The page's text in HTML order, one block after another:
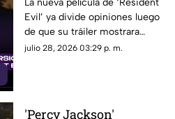
Evil' y esto fue lo que
dijo al respecto
Evil’ ya divide opiniones luego
de que su tráiler mostrara
elementos que no gustan a los
julio 28, 2026 03:29 p. m.
'Percy Jackson'